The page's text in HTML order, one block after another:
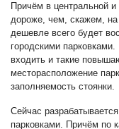
Причём в центральной и
дороже, чем, скажем,
дешевле всего будет
городскими
входить и такие
месторасположение
заполняемость стоянки.
Сейчас
парковками. Причём по